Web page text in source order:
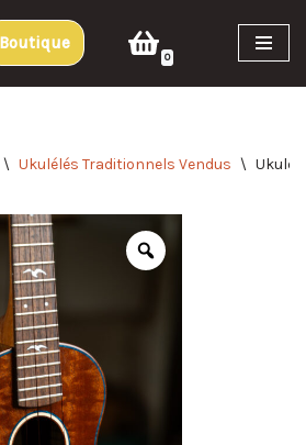
Boutique
0
\ Ukulélés Traditionnels Vendus \